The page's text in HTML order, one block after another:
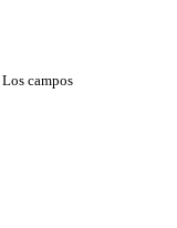
Los campos